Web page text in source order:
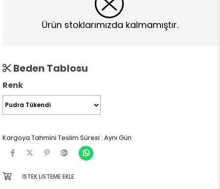
Ürün stoklarımızda kalmamıştır.
Beden Tablosu
Renk
Kargoya Tahmini Teslim Süresi : Aynı Gün
İSTEK LISTEME EKLE